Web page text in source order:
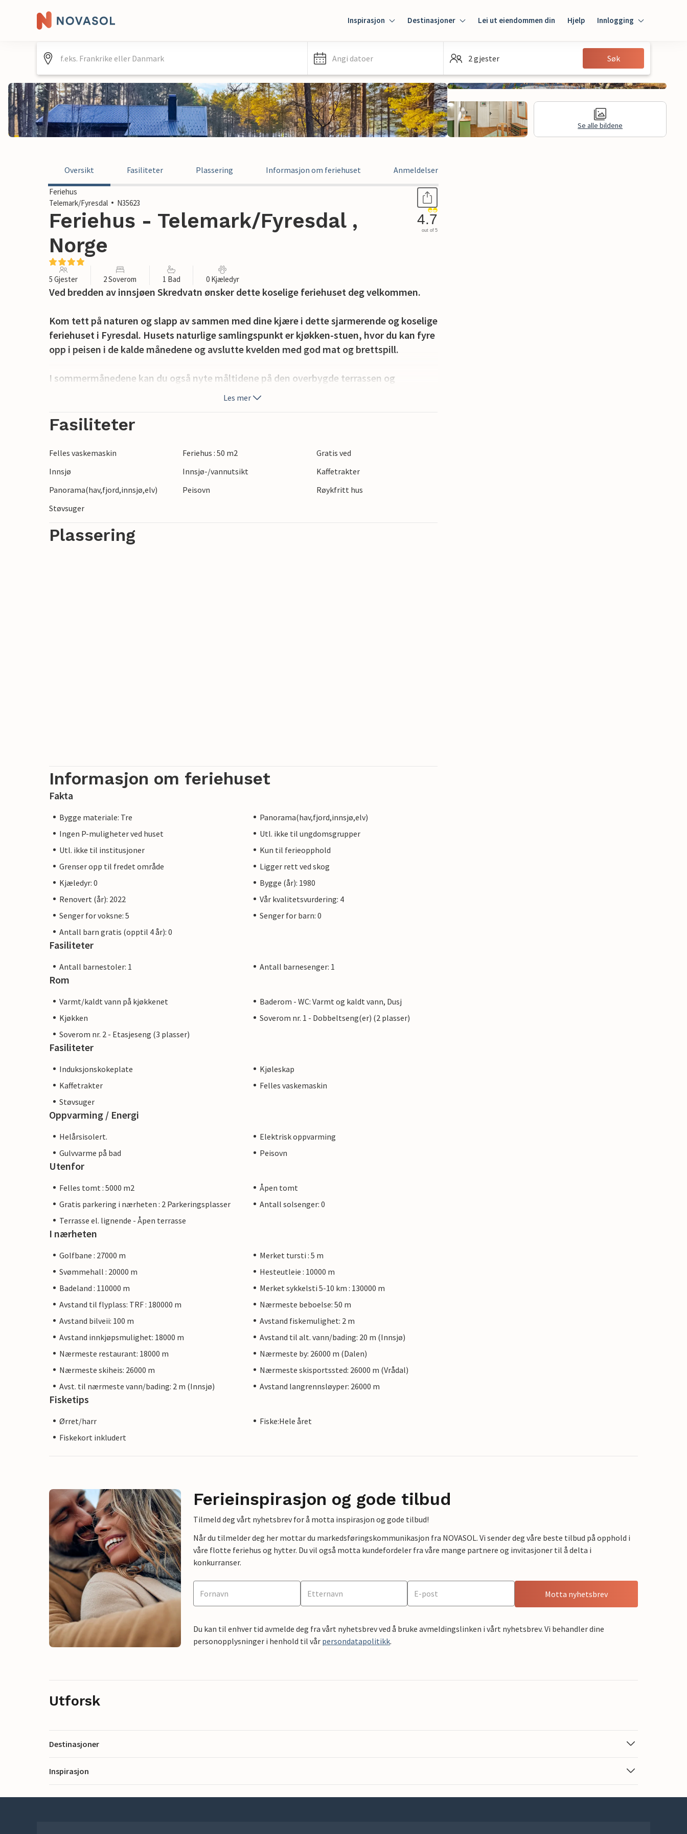
Inspirasjon Destinasjoner Lei ut eiendommen din Hjelp Innlogging
Innlogging
Gjest
Angi datoer 2 gjester Søk
Se alle bildene
Oversikt Fasiliteter Plassering Informasjon om feriehuset Anmeldelser
Feriehus
Telemark/Fyresdal
N35623
Feriehus - Telemark/Fyresdal ,
Norge
4.7
out of 5
5 Gjester 2 Soverom 1 Bad 0 Kjæledyr
Ved bredden av innsjøen Skredvatn ønsker dette koselige feriehuset deg velkommen.
Kom tett på naturen og slapp av sammen med dine kjære i dette sjarmerende og koselige
feriehuset i Fyresdal. Husets naturlige samlingspunkt er kjøkken-stuen, hvor du kan fyre
opp i peisen i de kalde månedene og avslutte kvelden med god mat og brettspill.
I sommermånedene kan du også nyte måltidene på den overbygde terrassen og
diskutere dagens aktiviteter. Du finner mange vakre strender rundt vannet. På turene
og robåter. Her kan du bade og fiske rett under hytta. Rundt hytta kan du se ekorn og
Om vinteren tar en kort kjøretur deg til Vrådal, hvor du kan stå på ski og suse ned de
Tilbring en avslappende familieferie i vakker natur.
Les mer
Fasiliteter
Felles vaskemaskin Feriehus : 50 m2
Gratis ved
Innsjø
Innsjø-/vannutsikt
Kaffetrakter
Panorama(hav,fjord,innsjø,elv)
Peisovn
Røykfritt hus
Støvsuger
Plassering
Informasjon om feriehuset
Fakta
Bygge materiale: Tre
Panorama(hav,fjord,innsjø,elv)
Ingen P-muligheter ved huset
Utl. ikke til ungdomsgrupper
Utl. ikke til institusjoner
Kun til ferieopphold
Grenser opp til fredet område
Ligger rett ved skog
Kjæledyr: 0
Bygge (år): 1980
Renovert (år): 2022
Vår kvalitetsvurdering: 4
Senger for voksne: 5
Senger for barn: 0
Antall barn gratis (opptil 4 år): 0
Fasiliteter
Antall barnestoler: 1 Antall barnesenger: 1
Rom
Varmt/kaldt vann på kjøkkenet
Baderom - WC: Varmt og kaldt vann, Dusj
Kjøkken
Soverom nr. 1 - Dobbeltseng(er) (2 plasser)
Soverom nr. 2 - Etasjeseng (3 plasser)
Fasiliteter
Induksjonskokeplate
Kjøleskap
Kaffetrakter
Felles vaskemaskin
Støvsuger
Oppvarming / Energi
Helårsisolert.
Elektrisk oppvarming
Gulvvarme på bad
Peisovn
Utenfor
Felles tomt : 5000 m2
Åpen tomt
Gratis parkering i nærheten : 2 Parkeringsplasser
Antall solsenger: 0
Terrasse el. lignende - Åpen terrasse
I nærheten
Golfbane : 27000 m
Merket tursti : 5 m
Svømmehall : 20000 m
Hesteutleie : 10000 m
Badeland : 110000 m
Merket sykkelsti 5-10 km : 130000 m
Avstand til flyplass: TRF : 180000 m
Nærmeste beboelse: 50 m
Avstand bilveii: 100 m
Avstand fiskemulighet: 2 m
Avstand innkjøpsmulighet: 18000 m
Avstand til alt. vann/bading: 20 m (Innsjø)
Nærmeste restaurant: 18000 m
Nærmeste by: 26000 m (Dalen)
Nærmeste skiheis: 26000 m
Nærmeste skisportssted: 26000 m (Vrådal)
Avst. til nærmeste vann/bading: 2 m (Innsjø)
Avstand langrennsløyper: 26000 m
Fisketips
Ørret/harr
Fiske:Hele året
Fiskekort inkludert
Ferieinspirasjon og gode tilbud
Tilmeld deg vårt nyhetsbrev for å motta inspirasjon og gode tilbud!
Når du tilmelder deg her mottar du markedsføringskommunikasjon fra NOVASOL. Vi sender deg våre beste tilbud på opphold i
våre flotte feriehus og hytter. Du vil også motta kundefordeler fra våre mange partnere og invitasjoner til å delta i
konkurranser.
Motta nyhetsbrev
Du kan til enhver tid avmelde deg fra vårt nyhetsbrev ved å bruke avmeldingslinken i vårt nyhetsbrev. Vi behandler dine
personopplysninger i henhold til vår persondatapolitikk.
Utforsk
Destinasjoner
Inspirasjon